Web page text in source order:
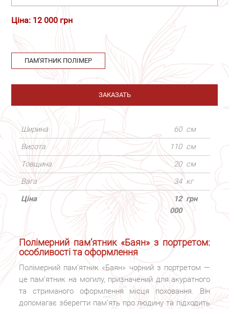
Ціна: 12 000 грн
ПАМ'ЯТНИК ПОЛІМЕР
ЗАКАЗАТЬ
Ширина 60 см
Висота
110 см
Товщина
20 см
Вага
34 кг
Ціна
12
000
грн
Полімерний пам’ятник «Баян» з портретом:
особливості та оформлення
Полімерний пам’ятник «Баян» чорний з портретом —
це пам’ятник на могилу, призначений для акуратного
та стриманого оформлення місця поховання. Він
допомагає зберегти пам’ять про людину та підходить